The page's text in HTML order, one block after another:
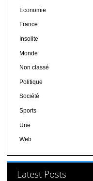
Economie
France
Insolite
Monde
Non classé
Politique
Société
Sports
Une
Web
Latest Posts